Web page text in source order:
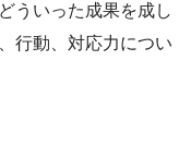
ういった成果を成し
行動、対応力につい